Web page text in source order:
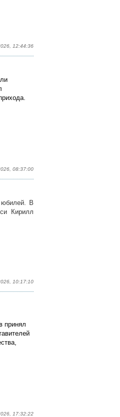
12:44:36
08:37:00
юбилей. В
Кирилл
10:17:10
принял
17:32:22